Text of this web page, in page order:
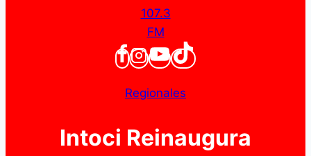
Regionales
Intoci Reinaugura